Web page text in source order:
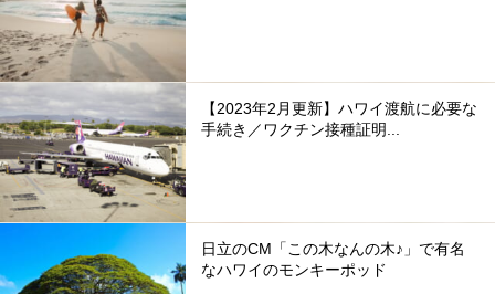
【2023年2月更新】ハワイ渡航に必要な
手続き／ワクチン接種証明...
日立のCM「この木なんの木♪」で有名
なハワイのモンキーポッド